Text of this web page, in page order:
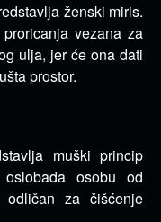
ženski miris.
vezana za
ulja, jer će ona dati
prostor.
muški princip
osobu od
za čišćenje